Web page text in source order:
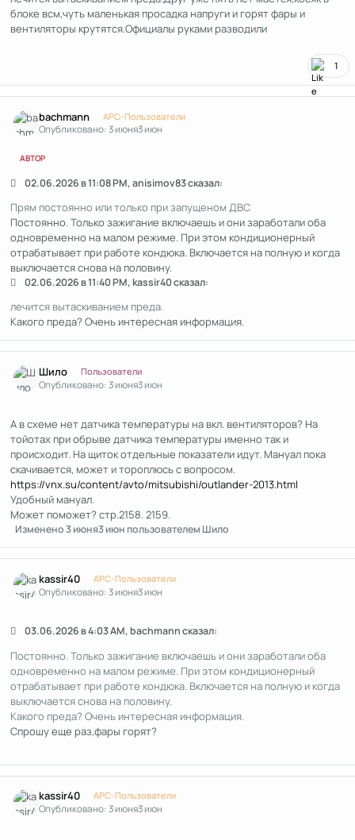
блоке всм,чуть маленькая просадка напруги и горят фары и
вентиляторы крутятся.Официалы руками разводили
1
bachmann APC-Пользователи
Опубликовано:3 июня3 июн
АВТОР
02.06.2026 в 11:08 PM, anisimov83 сказал:
Прям постоянно или только при запущеном ДВС
Постоянно. Только зажигание включаешь и они заработали оба
одновременно на малом режиме. При этом кондиционерный
отрабатывает при работе кондюка. Включается на полную и когда
выключается снова на половину.
02.06.2026 в 11:40 PM, kassir40 сказал:
лечится вытаскиванием преда.
Какого преда? Очень интересная информация.
Шило Пользователи
Опубликовано:3 июня3 июн
А в схеме нет датчика температуры на вкл. вентиляторов? На
тойотах при обрыве датчика температуры именно так и
происходит. На щиток отдельные показатели идут. Мануал пока
скачивается, может и тороплюсь с вопросом.
https://vnx.su/content/avto/mitsubishi/outlander-2013.html
Удобный мануал.
Может поможет? стр.2158. 2159.
Изменено3 июня3 июн пользователем Шило
kassir40 APC-Пользователи
Опубликовано:3 июня3 июн
03.06.2026 в 4:03 AM, bachmann сказал:
Постоянно. Только зажигание включаешь и они заработали оба
одновременно на малом режиме. При этом кондиционерный
отрабатывает при работе кондюка. Включается на полную и когда
выключается снова на половину.
Какого преда? Очень интересная информация.
Спрошу еще раз,фары горят?
kassir40 APC-Пользователи
Опубликовано:3 июня3 июн